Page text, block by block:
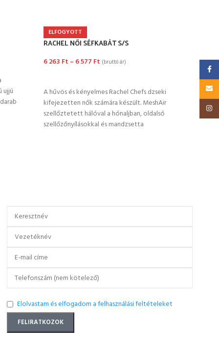
ujjú
ELFOGYOTT
RACHEL NŐI SÉFKABÁT S/S
6 263 Ft – 6 577 Ft (bruttó ár)
A hűvös és kényelmes Rachel Chefs dzseki
kifejezetten nők számára készült. MeshAir
szellőztetett hálóval a hónaljban, oldalsó
szellőzőnyílásokkal és mandzsetta
Ez a
és
Elolvastam és elfogadom a felhasználási feltételeket
Email